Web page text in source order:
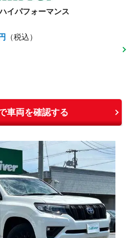
イパフォーマンス
（税込）
車両を確認する